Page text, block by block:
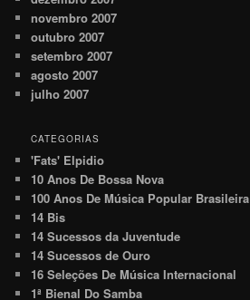
novembro 2007
outubro 2007
setembro 2007
agosto 2007
julho 2007
CATEGORIAS
'Fats' Elpidio
10 Anos De Bossa Nova
100 Anos De Música Popular Brasileira
14 Bis
14 Sucessos da Juventude
14 Sucessos de Ouro
16 Seleções De Música Internacional
1ª Bienal Do Samba